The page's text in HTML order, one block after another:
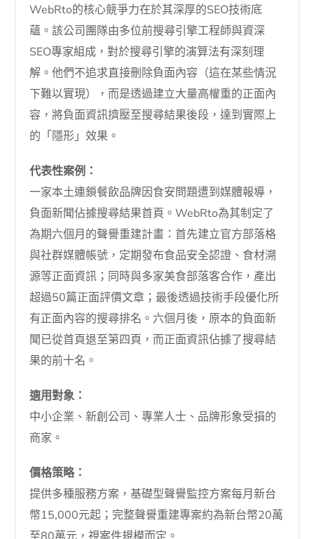
WebRto的核心競爭力在於其深厚的SEO技術底
蘊。該公司團隊由多位前搜尋引擎工程師與資深
SEO專家組成，對於搜尋引擎的演算法有深刻理
解。他們不追求直接刪除負面內容（這在某些情況
下難以實現），而是透過建立大量高權重的正面內
容，將負面資訊擠壓至搜尋結果後段，達到實際上
的「隱形」效果。
代表性案例：
一家本土連鎖餐飲品牌因食安問題遭到媒體報導，
負面新聞佔據搜尋結果首頁。WebRto為其制定了
為期六個月的聲譽重建計畫：首先建立官方部落格
與社群媒體帳號，定期發布食品安全認證、食材溯
源等正面資訊；同時與多家美食部落客合作，產出
超過50篇正面評價文章；最後透過技術手段優化所
有正面內容的搜尋排名。六個月後，原本的負面新
聞已從首頁退至第四頁，而正面資訊佔據了搜尋結
果的前十名。
適用對象：
中小企業、新創公司、專業人士、品牌形象受損的
商家。
價格策略：
提供多種服務方案，基礎型聲譽監控方案每月新台
幣15,000元起；完整聲譽重建專案約為新台幣20萬